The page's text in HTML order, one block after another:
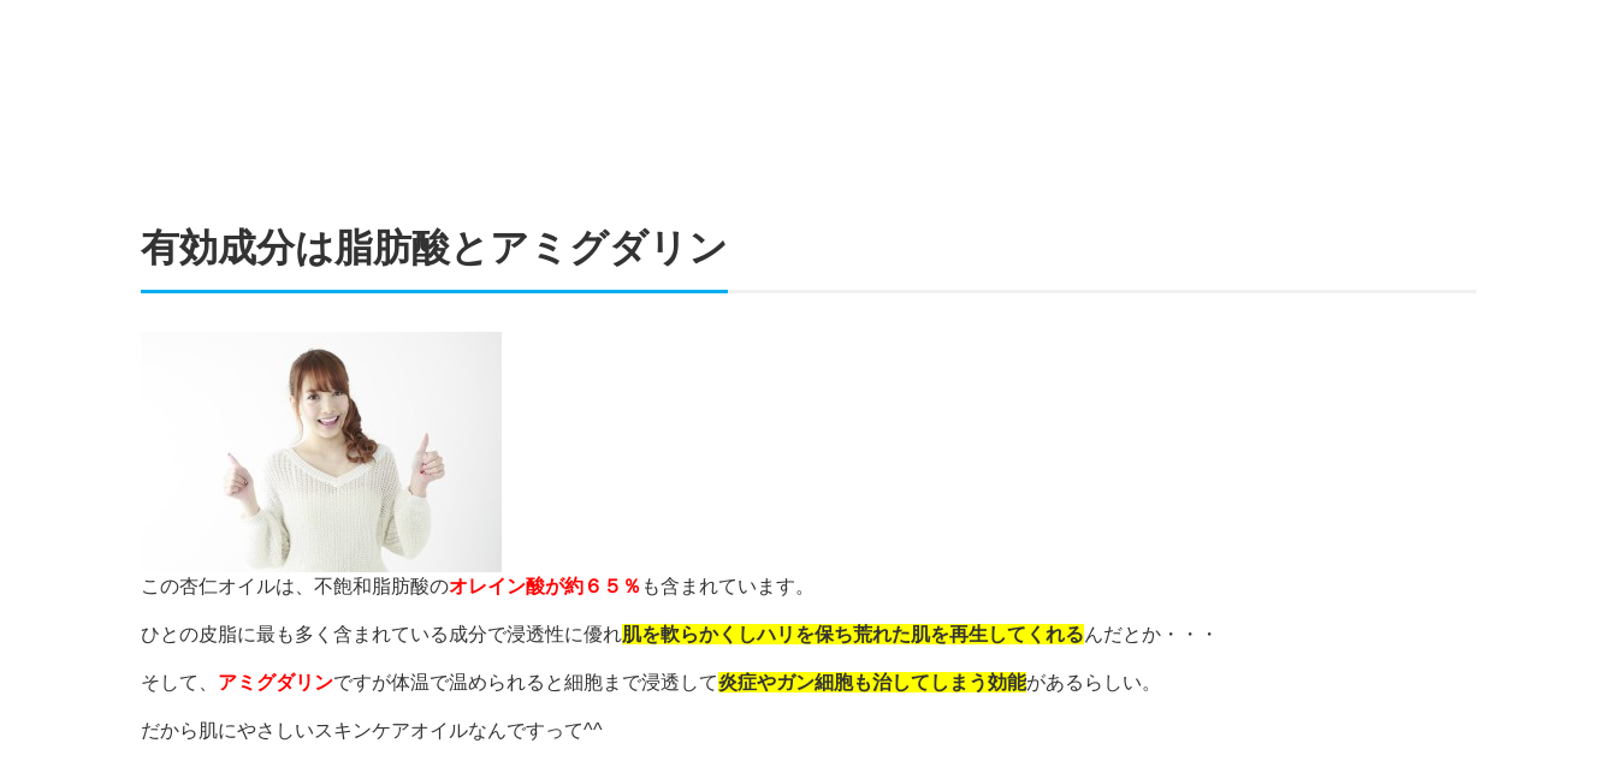
有効成分は脂肪酸とアミグダリン
この杏仁オイルは、不飽和脂肪酸のオレイン酸が約６５％ も含まれています。
ひとの皮脂に最も多く含まれている成分で浸透性に優れ肌を軟らかくしハリを保ち荒れた肌を再生してくれるんだとか・・・
そして、 アミグダリンですが体温で温められると細胞まで浸透して炎症やガン細胞も治してしまう効能があるらしい。
だから肌にやさしいスキンケアオイルなんですって^^